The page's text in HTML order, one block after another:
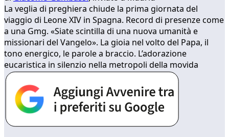
La veglia di preghiera chiude la prima giornata del
viaggio di Leone XIV in Spagna. Record di presenze come
a una Gmg. «Siate scintilla di una nuova umanità e
missionari del Vangelo». La gioia nel volto del Papa, il
tono energico, le parole a braccio. L’adorazione
eucaristica in silenzio nella metropoli della movida